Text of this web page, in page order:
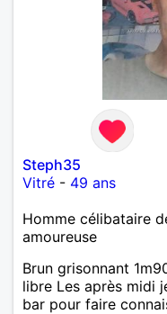
Steph35
Vitré - 49 ans
Homme célibataire
amoureuse
Brun grisonnant
libre Les après midi
bar pour faire